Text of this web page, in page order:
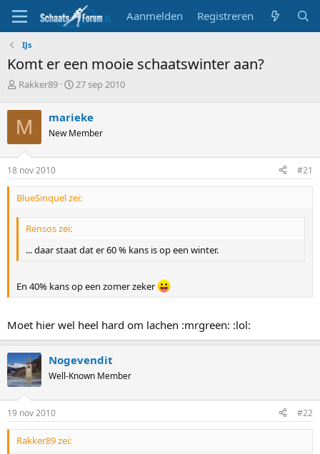
Aanmelden Registreren
IJs
Komt er een mooie schaatswinter aan?
T
p
i
c
s
t
a
r
t
Rakker89
S
r
t
a
u
m
27 sep 2010
M marieke
New Member
18 nov 2010 #21
BlueSinquel zei:
Rensos zei:
... daar staat dat er 60 % kans is op een winter.
En 40% kans op een zomer zeker
Moet hier wel heel hard om lachen :mrgreen: :lol:
Nogevendit
Well-Known Member
19 nov 2010 #22
Rakker89 zei: